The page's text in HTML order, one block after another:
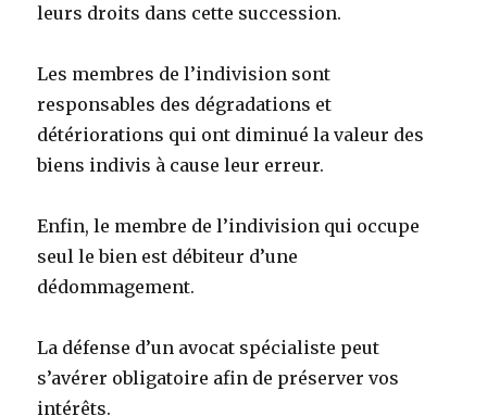
leurs droits dans cette succession.
Les membres de l’indivision sont
responsables des dégradations et
détériorations qui ont diminué la valeur des
biens indivis à cause leur erreur.
Enfin, le membre de l’indivision qui occupe
seul le bien est débiteur d’une
dédommagement.
La défense d’un avocat spécialiste peut
s’avérer obligatoire afin de préserver vos
intérêts.